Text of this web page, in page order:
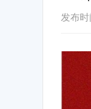
发布